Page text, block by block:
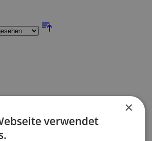
×
verwendet